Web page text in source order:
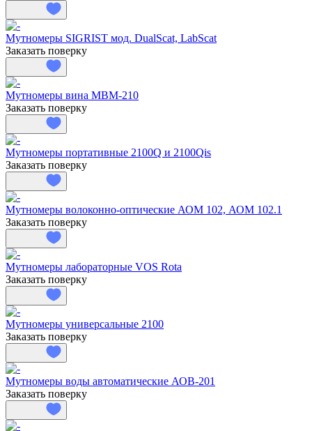
Мутномеры SIGRIST мод. DualScat, LabScat
Заказать поверку
Мутномеры вина МВМ-210
Заказать поверку
Мутномеры портативные 2100Q и 2100Qis
Заказать поверку
Мутномеры волоконно-оптические АОМ 102, АОМ 102.1
Заказать поверку
Мутномеры лабораторные VOS Rota
Заказать поверку
Мутномеры универсальные 2100
Заказать поверку
Мутномеры воды автоматические АОВ-201
Заказать поверку